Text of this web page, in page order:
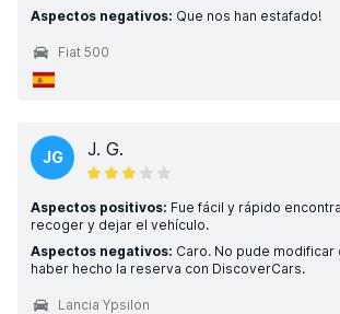
Aspectos negativos: Que nos han estafado!
Fiat 500
JG J. G.
Aspectos positivos: Fue fácil y rápido
recoger y dejar el vehículo.
Aspectos negativos: Caro. No pude modificar
haber hecho la reserva con DiscoverCars.
Lancia Ypsilon